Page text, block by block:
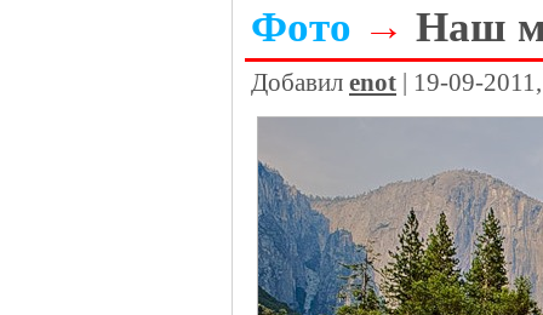
Фото → Наш
Добавил enot | 19-09-